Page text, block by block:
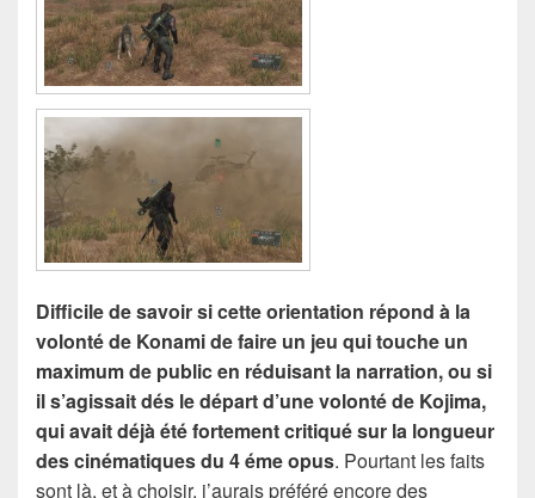
Difficile de savoir si cette orientation répond à la
volonté de Konami de faire un jeu qui touche un
maximum de public en réduisant la narration, ou si
il s’agissait dés le départ d’une volonté de Kojima,
qui avait déjà été fortement critiqué sur la longueur
des cinématiques du 4 éme opus. Pourtant les faits
sont là, et à choisir, j’aurais préféré encore des